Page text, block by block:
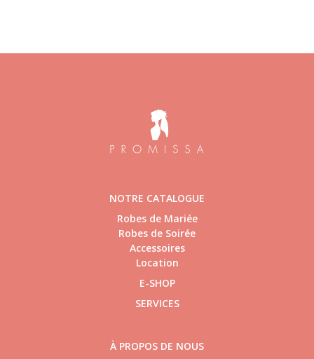
NOTRE CATALOGUE
Robes de Mariée
Robes de Soirée
Accessoires
Location
E-SHOP
SERVICES
À PROPOS DE NOUS